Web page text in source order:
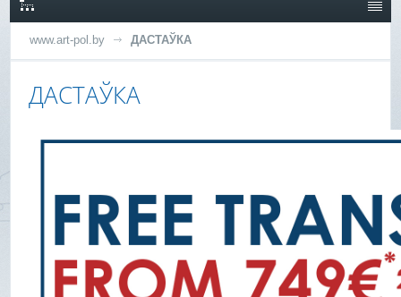
www.art-pol.by ДАСТАЎКА
ДАСТАЎКА